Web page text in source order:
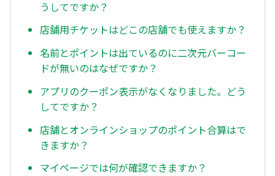
うしてですか？
店舗用チケットはどこの店舗でも使えますか？
名前とポイントは出ているのに二次元バーコー
ドが無いのはなぜですか？
アプリのクーポン表示がなくなりました。どう
してですか？
店舗とオンラインショップのポイント合算はで
きますか？
マイページでは何が確認できますか？